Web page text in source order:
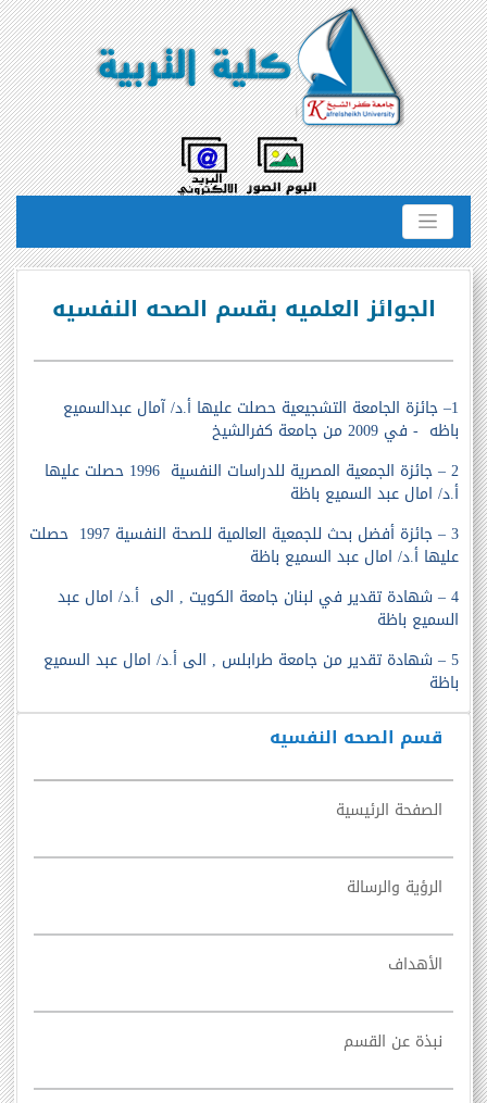
قسم الصحه النفسيه
الصفحة الرئيسية
الرؤية والرسالة
الأهداف
نبذة عن القسم
الجوائز العلميه بقسم الصحه النفسيه
1– جائزة الجامعة التشجيعية حصلت عليها أ.د/ آمال عبدالسميع
باظه - في 2009 من جامعة كفرالشيخ
2 – جائزة الجمعية المصرية للدراسات النفسية 1996 حصلت عليها
أ.د/ امال عبد السميع باظة
3 – جائزة أفضل بحث للجمعية العالمية للصحة النفسية 1997 حصلت
عليها أ.د/ امال عبد السميع باظة
4 – شهادة تقدير في لبنان جامعة الكويت , الى أ.د/ امال عبد
السميع باظة
5 – شهادة تقدير من جامعة طرابلس , الى أ.د/ امال عبد السميع
باظة